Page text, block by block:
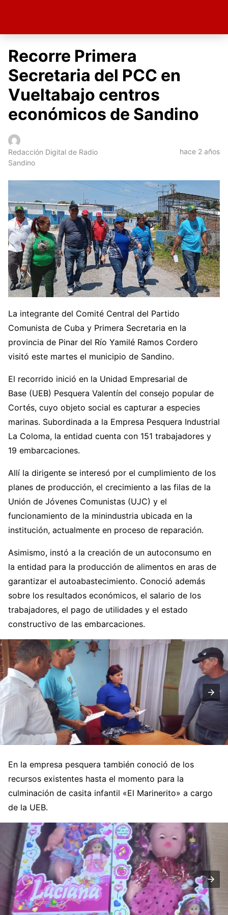
Recorre Primera
Secretaria del PCC en
Vueltabajo centros
económicos de Sandino
Redacción Digital de Radio
Sandino
hace 2 años
La integrante del Comité Central del Partido
Comunista de Cuba y Primera Secretaria en la
provincia de Pinar del Río Yamilé Ramos Cordero
visitó este martes el municipio de Sandino.
El recorrido inició en la Unidad Empresarial de
Base (UEB) Pesquera Valentín del consejo popular de
Cortés, cuyo objeto social es capturar a especies
marinas. Subordinada a la Empresa Pesquera Industrial
La Coloma, la entidad cuenta con 151 trabajadores y
19 embarcaciones.
Allí la dirigente se interesó por el cumplimiento de los
planes de producción, el crecimiento a las filas de la
Unión de Jóvenes Comunistas (UJC) y el
funcionamiento de la minindustria ubicada en la
institución, actualmente en proceso de reparación.
Asimismo, instó a la creación de un autoconsumo en
la entidad para la producción de alimentos en aras de
garantizar el autoabastecimiento. Conoció además
sobre los resultados económicos, el salario de los
trabajadores, el pago de utilidades y el estado
constructivo de las embarcaciones.
En la empresa pesquera también conoció de los
recursos existentes hasta el momento para la
culminación de casita infantil «El Marinerito» a cargo
de la UEB.